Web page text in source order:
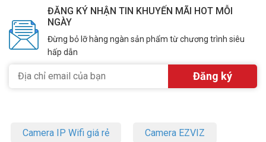
ĐĂNG KÝ NHẬN TIN KHUYẾN MÃI HOT MỖI
NGÀY
Đừng bỏ lỡ hàng ngàn sản phẩm từ chương trình siêu
hấp dẫn
Camera IP Wifi giá rẻ Camera EZVIZ